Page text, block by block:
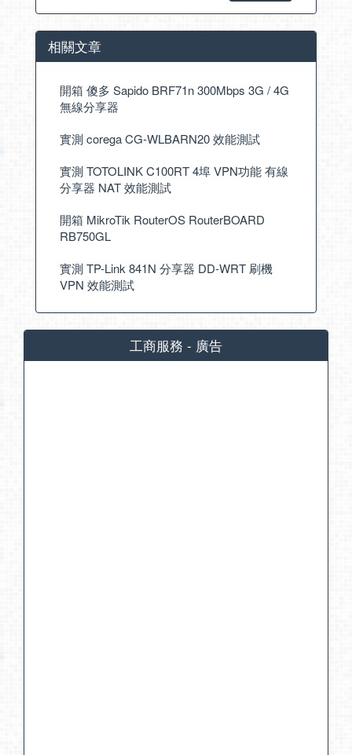
相關文章
開箱 傻多 Sapido BRF71n 300Mbps 3G / 4G
無線分享器
實測 corega CG-WLBARN20 效能測試
實測 TOTOLINK C100RT 4埠 VPN功能 有線
分享器 NAT 效能測試
開箱 MikroTik RouterOS RouterBOARD
RB750GL
實測 TP-Link 841N 分享器 DD-WRT 刷機
VPN 效能測試
工商服務 - 廣告